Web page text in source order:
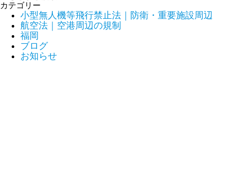
カテゴリー
小型無人機等飛行禁止法｜防衛・重要施設周辺
航空法｜空港周辺の規制
福岡
ブログ
お知らせ